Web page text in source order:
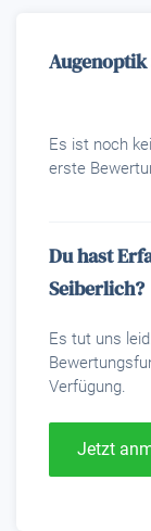
Es ist noch
erste
Du hast
Seiberlich?
Es tut uns
Verfügung.
Jetzt